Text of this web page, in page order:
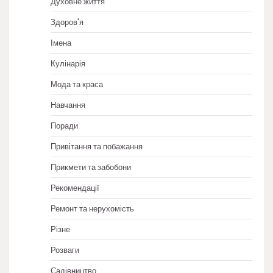
Здоров'я
Імена
Кулінарія
Мода та краса
Навчання
Поради
Привітання та побажання
Прикмети та забобони
Рекомендації
Ремонт та нерухомість
Різне
Розваги
Садівництво